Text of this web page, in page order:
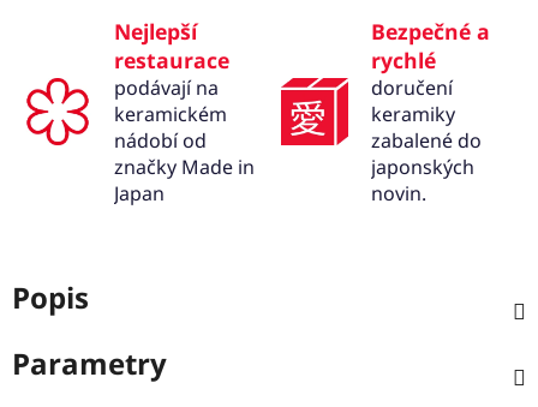
Nejlepší
restaurace
podávají na
keramickém
nádobí od
značky Made in
Japan
Bezpečné a
rychlé
doručení
keramiky
zabalené do
japonských
novin.
Popis
Parametry